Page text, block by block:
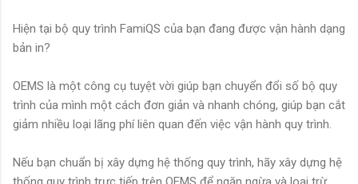
Hiện tại bộ quy trình FamiQS của bạn đang được vận hành dạng
bản in?
OEMS là một công cụ tuyệt vời giúp bạn chuyển đổi số bộ quy
trình của mình một cách đơn giản và nhanh chóng, giúp bạn cắt
giảm nhiều loại lãng phí liên quan đến việc vận hành quy trình.
Nếu bạn chuẩn bị xây dựng hệ thống quy trình, hãy xây dựng hệ